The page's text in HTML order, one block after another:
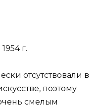
г.
отсутствовали в
поэтому
смелым